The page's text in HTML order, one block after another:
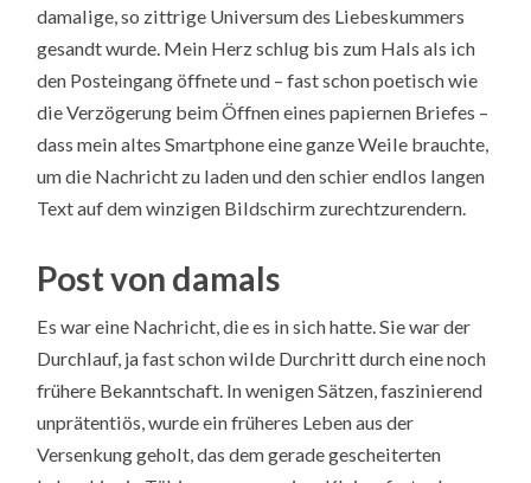
damalige, so zittrige Universum des Liebeskummers
gesandt wurde. Mein Herz schlug bis zum Hals als ich
den Posteingang öffnete und – fast schon poetisch wie
die Verzögerung beim Öffnen eines papiernen Briefes –
dass mein altes Smartphone eine ganze Weile brauchte,
um die Nachricht zu laden und den schier endlos langen
Text auf dem winzigen Bildschirm zurechtzurendern.
Post von damals
Es war eine Nachricht, die es in sich hatte. Sie war der
Durchlauf, ja fast schon wilde Durchritt durch eine noch
frühere Bekanntschaft. In wenigen Sätzen, faszinierend
unprätentiös, wurde ein früheres Leben aus der
Versenkung geholt, das dem gerade gescheiterten